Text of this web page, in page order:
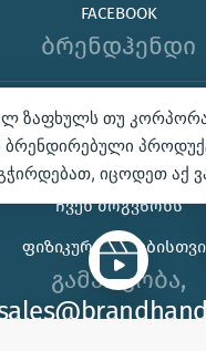
FACEBOOK
ბრენდჰენდი
– ᲛᲝᲘᲗᲮᲝᲕᲔ
ᲙᲝᲜᲢᲐᲥᲢᲘ
ᲩᲕᲔᲜ ᲛᲝᲒᲕᲬᲝᲜᲡ
ᲤᲘᲖᲘᲙᲣᲠᲘ
გამარჯობა,
ზაფხულს თუ
ბრენდირებული
იცოდეთ აქ